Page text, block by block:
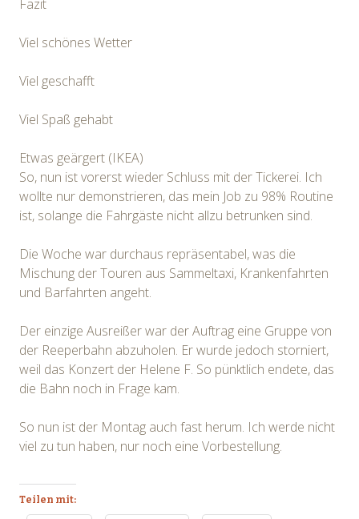
Fazit
Viel schönes Wetter
Viel geschafft
Viel Spaß gehabt
Etwas geärgert (IKEA)
So, nun ist vorerst wieder Schluss mit der Tickerei. Ich
wollte nur demonstrieren, das mein Job zu 98% Routine
ist, solange die Fahrgäste nicht allzu betrunken sind.
Die Woche war durchaus repräsentabel, was die
Mischung der Touren aus Sammeltaxi, Krankenfahrten
und Barfahrten angeht.
Der einzige Ausreißer war der Auftrag eine Gruppe von
der Reeperbahn abzuholen. Er wurde jedoch storniert,
weil das Konzert der Helene F. So pünktlich endete, das
die Bahn noch in Frage kam.
So nun ist der Montag auch fast herum. Ich werde nicht
viel zu tun haben, nur noch eine Vorbestellung.
Teilen mit: